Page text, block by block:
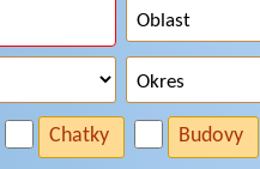
Chatky Budovy